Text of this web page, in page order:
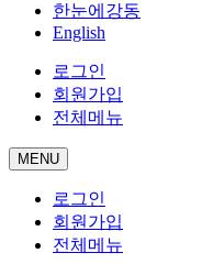
한눈에강동
English
로그인
회원가입
전체메뉴
MENU
로그인
회원가입
전체메뉴